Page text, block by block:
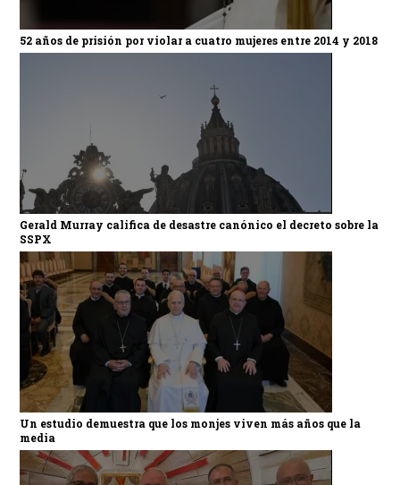
52 años de prisión por violar a cuatro mujeres entre 2014 y 2018
Gerald Murray califica de desastre canónico el decreto sobre la
SSPX
Un estudio demuestra que los monjes viven más años que la
media